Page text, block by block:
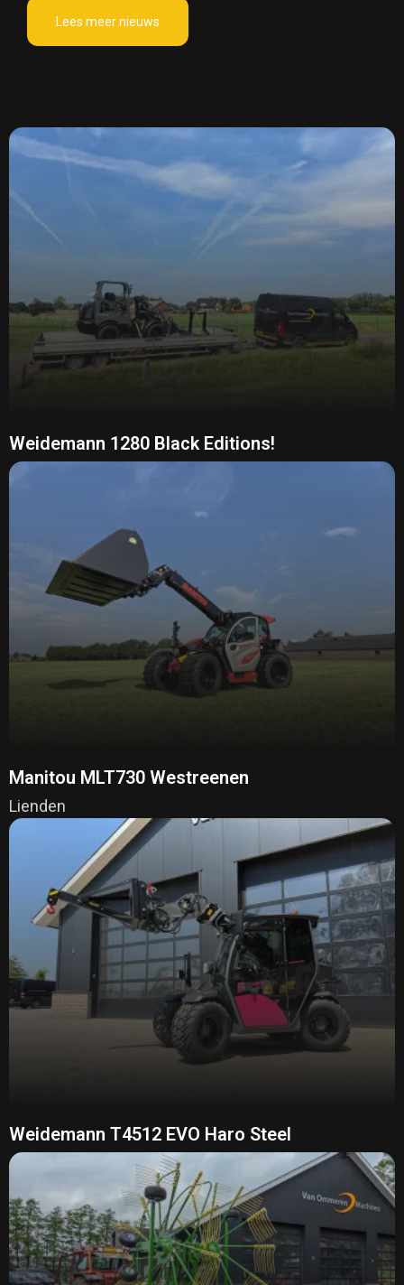
Lees meer nieuws
Weidemann 1280 Black Editions!
Manitou MLT730 Westreenen
Lienden
Weidemann T4512 EVO Haro Steel